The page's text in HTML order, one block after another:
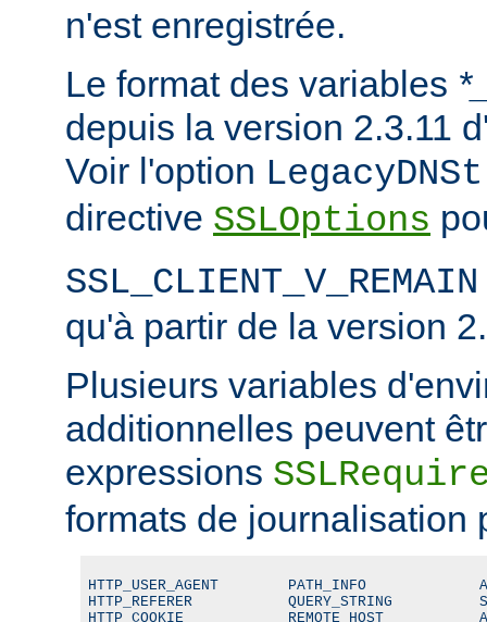
n'est enregistrée.
Le format des variables
depuis la version 2.3.11
Voir l'option
directive SSLOptions
SSL_CLIENT_V_REMAIN
qu'à partir de la version
Plusieurs variables
additionnelles peuvent
expressions
formats de journalisation
HTTP_USER_AGENT        PATH_INFO
HTTP_REFERER           QUERY_STRING
HTTP_COOKIE            REMOTE_HOST